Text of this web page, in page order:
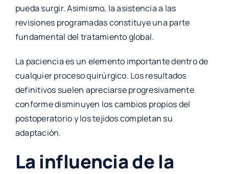
pueda surgir. Asimismo, la asistencia a las
revisiones programadas constituye una parte
fundamental del tratamiento global.
La paciencia es un elemento importante dentro de
cualquier proceso quirúrgico. Los resultados
definitivos suelen apreciarse progresivamente
conforme disminuyen los cambios propios del
postoperatorio y los tejidos completan su
adaptación.
La influencia de la